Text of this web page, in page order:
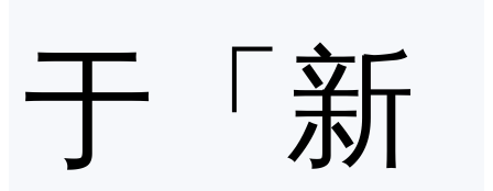
于「新